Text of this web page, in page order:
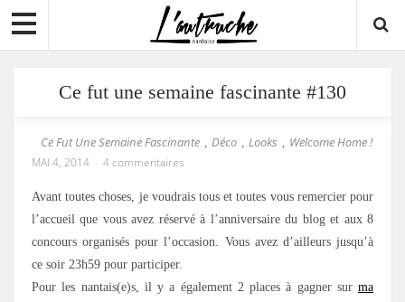
Ce fut une semaine fascinante #130
Ce Fut Une Semaine Fascinante , Déco , Looks , Welcome Home !
MAI 4, 2014 4 commentaires
Avant toutes choses, je voudrais tous et toutes vous remercier pour
l’accueil que vous avez réservé à l’anniversaire du blog et aux 8
concours organisés pour l’occasion. Vous avez d’ailleurs jusqu’à
ce soir 23h59 pour participer.
Pour les nantais(e)s, il y a également 2 places à gagner sur ma